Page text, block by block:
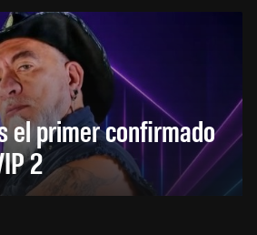
el primer confirmado
2